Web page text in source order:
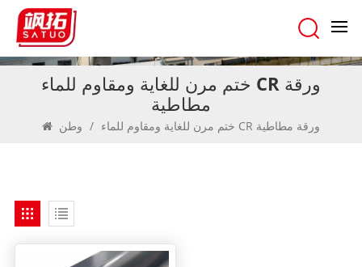
ختم مرن للغاية ومقاوم للماء CR ورقة
مطاطية
/ ختم مرن للغاية ومقاوم للماء CR ورقة مطاطية